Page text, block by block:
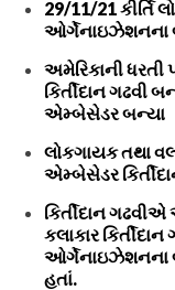
29/11/21 કીર્તિ
ઓર્ગેનાઇઝેશનના
અમેરિકાની ધરતી
કિર્તીદાન ગઢવી
એમ્બેસેડર બન્યા
લોકગાયક તથા
એમ્બેસેડર
કિર્તીદાન ગઢવીએ
કલાકાર
ઓર્ગેનાઇઝેશનના
હતાં.